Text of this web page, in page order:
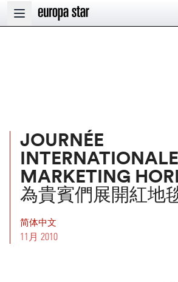
Open main menu
JOURNÉE
MARKETING
為貴賓們展開紅地
简体中文
11月 2010